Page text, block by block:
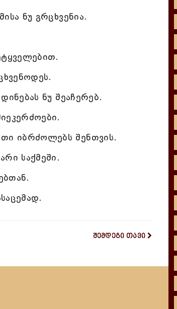
ნუ გრცხვენია.
ნუ შეაჩერებ.
იბრძოლებს შენთვის.
საქმეში.
შემდეგი თავი